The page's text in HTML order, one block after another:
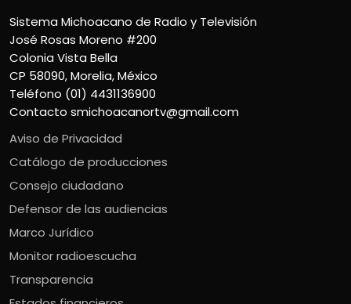
Sistema Michoacano de Radio y Televisión
José Rosas Moreno #200
Colonia Vista Bella
CP 58090, Morelia, México
Teléfono (01) 4431136900
Contacto smichoacanortv@gmail.com
Aviso de Privacidad
Catálogo de producciones
Consejo ciudadano
Defensor de las audiencias
Marco Jurídico
Monitor radioescucha
Transparencia